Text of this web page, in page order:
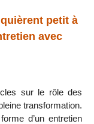
petit à
avec
sur le rôle des
transformation.
d’un entretien